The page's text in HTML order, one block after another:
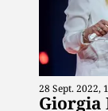
28 Sept. 2022,
Giorgia